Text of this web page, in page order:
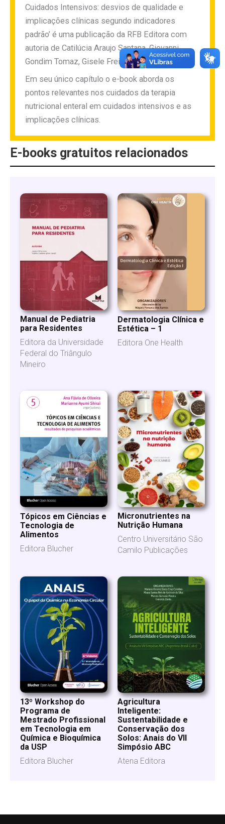
Cuidados Intensivos: desvios de qualidade e
implicações clínicas segundo indicadores
padrão’ é uma publicação da RFB Editora com
autoria de Catilúcia Araujo Santana, Giovanni
Gondim Tomaz, Gisele Freitas do Nascimento.
Em seu único capítulo o e-book aborda os
pontos relevantes nos cuidados da terapia
nutricional enteral em cuidados intensivos e as
implicações clínicas.
E-books gratuitos relacionados
Manual de Pediatria
para Residentes
Editora da Universidade
Federal do Triângulo
Mineiro
Dermatologia Clínica e
Estética – 1
Editora One Health
Tópicos em Ciências e
Tecnologia de
Alimentos
Editora Blucher
Micronutrientes na
Nutrição Humana
Centro Universitário São
Camilo Publicações
13º Workshop do
Programa de
Mestrado Profissional
em Tecnologia em
Química e Bioquímica
da USP
Editora Blucher
Agricultura
Inteligente:
Sustentabilidade e
Conservação dos
Solos: Anais do VII
Simpósio ABC
Atena Editora